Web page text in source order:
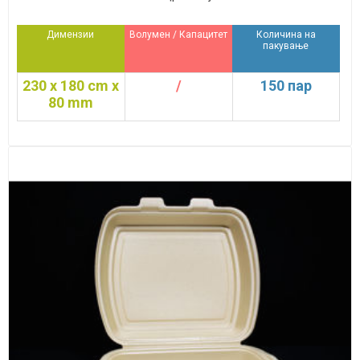
Димензии Волумен / Капацитет
Количина на
пакување
230 x 180 cm x
80 mm
/ 150 пар